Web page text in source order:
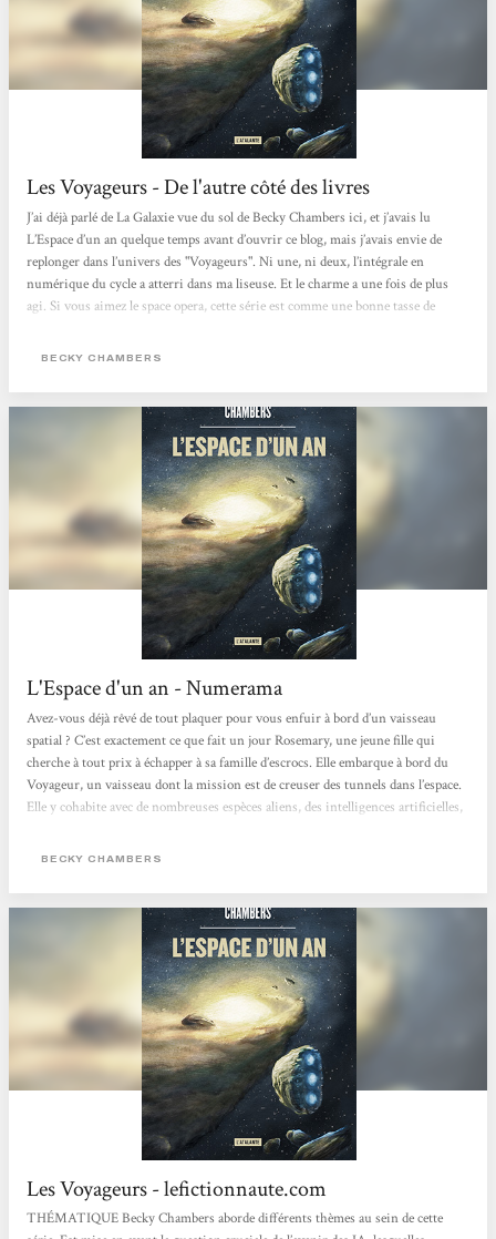
Les Voyageurs - De l'autre côté des livres
J’ai déjà parlé de La Galaxie vue du sol de Becky Chambers ici, et j’avais lu
L’Espace d’un an quelque temps avant d’ouvrir ce blog, mais j’avais envie de
replonger dans l’univers des "Voyageurs". Ni une, ni deux, l’intégrale en
numérique du cycle a atterri dans ma liseuse. Et le charme a une fois de plus
agi. Si vous aimez le space opera, cette série est comme une bonne tasse de
chez vous après une journée pluvieuse. La base commune est que les Humains
BECKY CHAMBERS
L'Espace d'un an - Numerama
Avez-vous déjà rêvé de tout plaquer pour vous enfuir à bord d’un vaisseau
spatial ? C’est exactement ce que fait un jour Rosemary, une jeune fille qui
cherche à tout prix à échapper à sa famille d’escrocs. Elle embarque à bord du
Voyageur, un vaisseau dont la mission est de creuser des tunnels dans l’espace.
Elle y cohabite avec de nombreuses espèces aliens, des intelligences artificielles,
dont on ressort avec énormément de joie et d’énergie. Becky Chambers signe
BECKY CHAMBERS
Les Voyageurs - lefictionnaute.com
THÉMATIQUE Becky Chambers aborde différents thèmes au sein de cette